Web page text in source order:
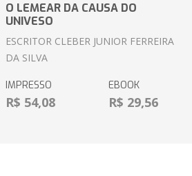
O LEMEAR DA CAUSA DO
UNIVESO
ESCRITOR CLEBER JUNIOR FERREIRA
DA SILVA
IMPRESSO
R$ 54,08
EBOOK
R$ 29,56